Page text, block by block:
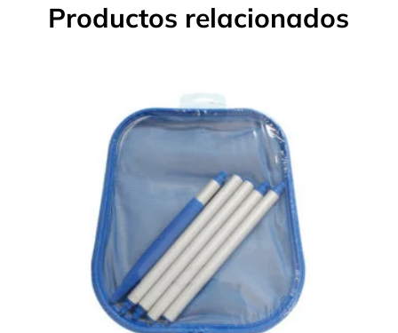
Productos relacionados